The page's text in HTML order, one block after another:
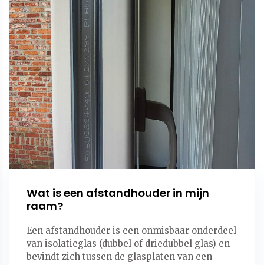
Wat is een afstandhouder in mijn
raam?
Een afstandhouder is een onmisbaar onderdeel
van isolatieglas (dubbel of driedubbel glas) en
bevindt zich tussen de glasplaten van een